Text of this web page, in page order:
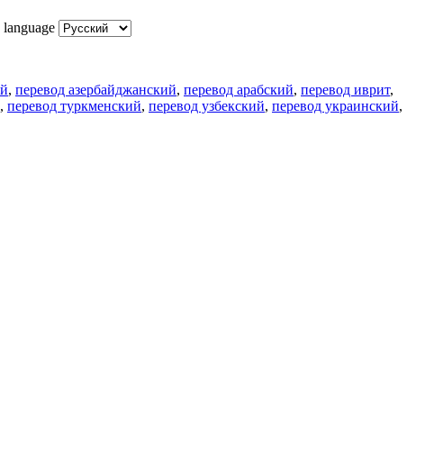
language
, перевод азербайджанский, перевод арабский, перевод иврит,
, перевод туркменский, перевод узбекский, перевод украинский,